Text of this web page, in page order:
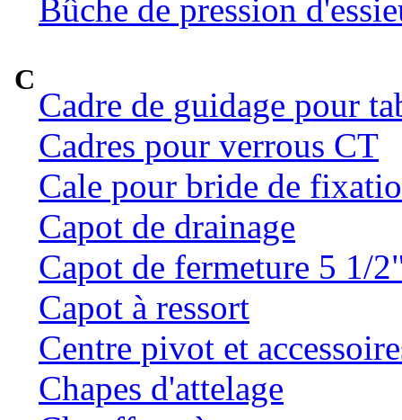
Bûche de pression
C
Cadre de guidage pour
Cadres pour verrous CT
Cale pour bride de
Capot de drainage
Capot de fermeture 5 1/
Capot à ressort
Centre pivot et
Chapes d'attelage